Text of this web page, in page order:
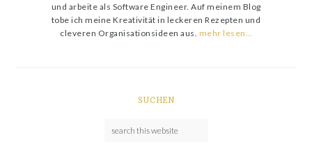
und arbeite als Software Engineer. Auf meinem Blog
tobe ich meine Kreativität in leckeren Rezepten und
cleveren Organisationsideen aus. mehr lesen…
SUCHEN